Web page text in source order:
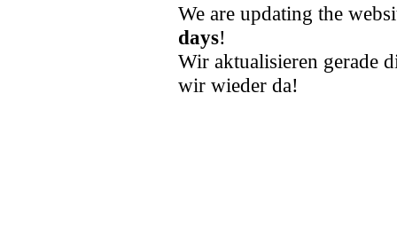
We are updating the
days!
Wir aktualisieren gerade
wir wieder da!